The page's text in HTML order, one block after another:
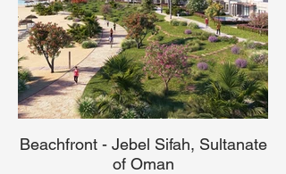
Beachfront - Jebel Sifah, Sultanate
of Oman